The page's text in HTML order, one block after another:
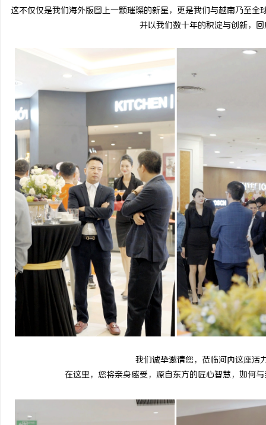
这不仅仅是我们海外版图上一颗璀璨的新星，更是我们与越南乃至
并以我们数十年的积淀与创新，
我们诚挚邀请您，莅临河内这座活
在这里，您将亲身感受，源自东方的匠心智慧，如何